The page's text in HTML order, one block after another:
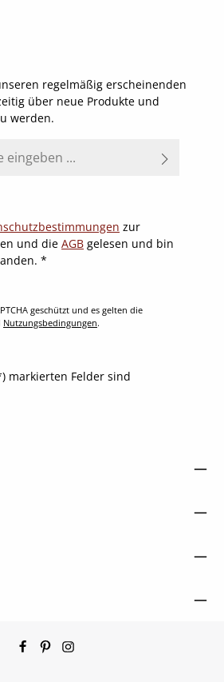
regelmäßig erscheinenden
über neue Produkte und
werden.
zur
und die AGB gelesen und bin
*
geschützt und es gelten die
Nutzungsbedingungen.
markierten Felder sind